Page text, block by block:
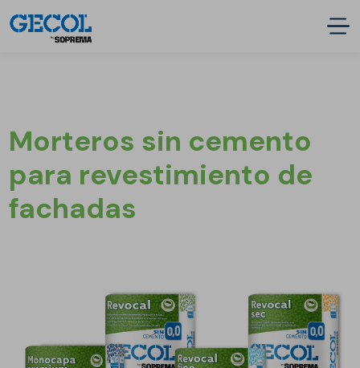
Morteros sin cemento
para revestimiento de
fachadas